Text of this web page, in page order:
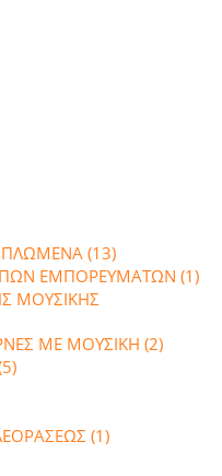
(13)
ΕΜΠΟΡΕΥΜΑΤΩΝ (1)
ΜΟΥΣΙΚΗΣ
ΜΕ ΜΟΥΣΙΚΗ (2)
(1)